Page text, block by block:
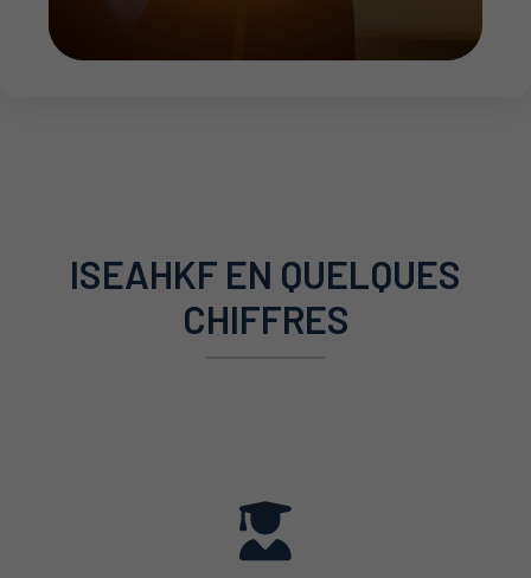
ISEAHKF EN QUELQUES
CHIFFRES